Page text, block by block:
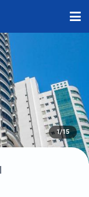
1/15